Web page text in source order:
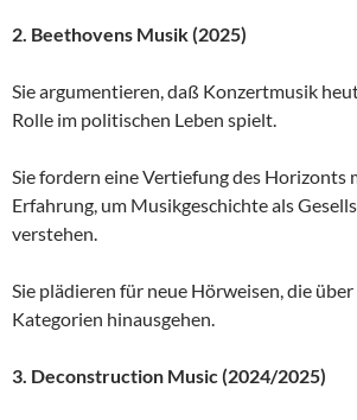
2. Beethovens Musik (2025)
Sie argumentieren, daß Konzertmusik
Rolle im politischen Leben spielt.
Sie fordern eine Vertiefung des Horizonts
Erfahrung, um Musikgeschichte als
verstehen.
Sie plädieren für neue Hörweisen, die
Kategorien hinausgehen.
3. Deconstruction Music (2024/2025)